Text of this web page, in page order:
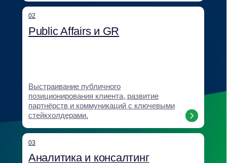
Антикризисные коммуникации, digital-
кампании, работа с негативом
и формирование нарратива.
коммуникации
Помощь компаниям при международной
экспансии и возвращении на российский
рынок: анализ рисков, институциональное
закрепление, выстраивание доверия.